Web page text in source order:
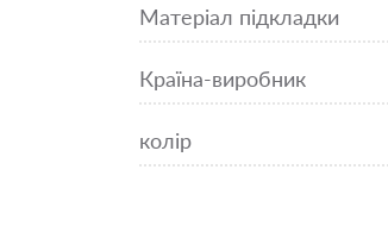
Матеріал підкладки
Країна-виробник
колір